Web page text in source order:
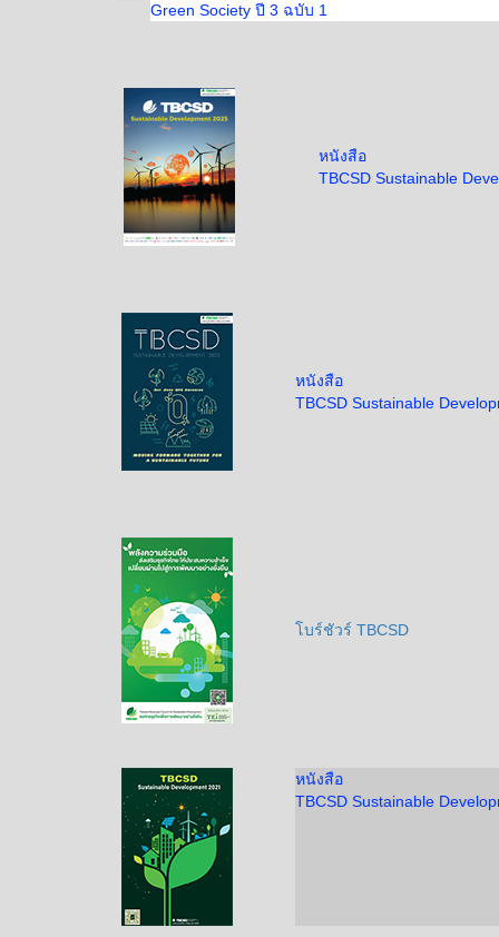
Green Society ปี 3 ฉบับ 1
หนังสือ
TBCSD Sustainable
หนังสือ
TBCSD Sustainable
โบร์ชัวร์ TBCSD
หนังสือ
TBCSD Sustainable